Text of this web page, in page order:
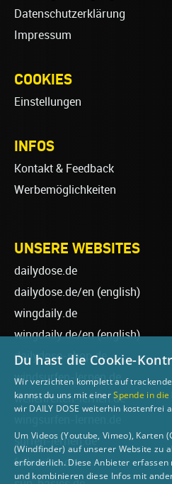
Datenschutzerklärung
Impressum
COOKIES
Einstellungen
INFOS
Kontakt & Feedback
Werbemöglichkeiten
UNSERE WEBSITES
dailydose.de
dailydose.de/en (english)
wingdaily.de
wingdaily.de/en(english)
dailydose-shop.de
windsurfen-lernen.de
wellenreiten-lernen.de
surfen-lernen.de
foilsurfen.de
Du hast die Cookie-
Wir verzichten komplett auf
kannst du uns mit einerSpende in die
wir DAILY DOSE weiterhin kostenfrei
Um Videos (Youtube, Vimeo), Karten
(Windfinder) auf unserer Website zu
erforderlich. Diese Anbieter
und kombinieren diese Infos mit